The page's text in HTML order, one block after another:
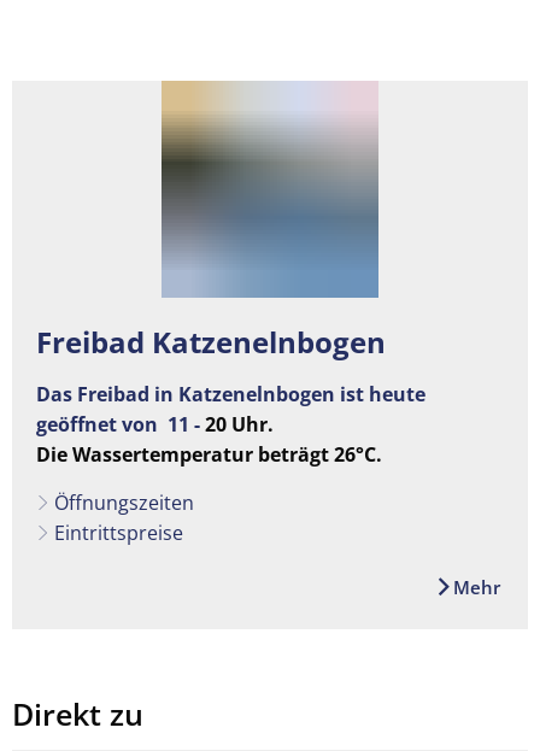
Freibad Katzenelnbogen
Das Freibad in Katzenelnbogen ist heute
geöffnet von 11 -20 Uhr.
Die Wassertemperatur beträgt 26°C.
Öffnungszeiten
Eintrittspreise
Mehr
Direkt zu